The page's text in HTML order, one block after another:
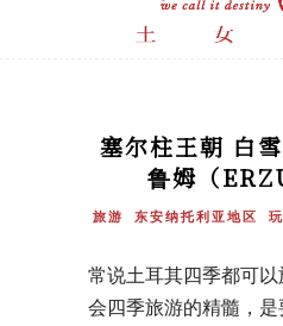
塞尔柱王朝 白
鲁姆（
旅游 东安纳托利亚地区
常说土耳其四季都可
会四季旅游的精髓，